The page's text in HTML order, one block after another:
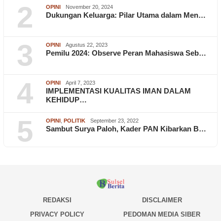
2 OPINI November 20, 2024
Dukungan Keluarga: Pilar Utama dalam Men…
3 OPINI Agustus 22, 2023
Pemilu 2024: Observe Peran Mahasiswa Seb…
4 OPINI April 7, 2023
IMPLEMENTASI KUALITAS IMAN DALAM
KEHIDUP…
5 OPINI POLITIK September 23, 2022
Sambut Surya Paloh, Kader PAN Kibarkan B…
REDAKSI
DISCLAIMER
PRIVACY POLICY
PEDOMAN MEDIA SIBER